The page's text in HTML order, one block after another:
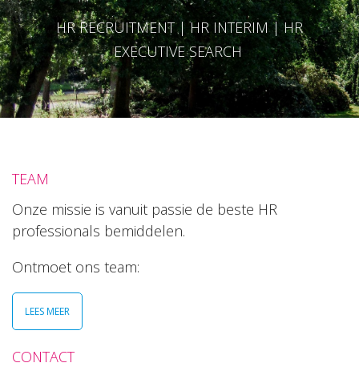
HR RECRUITMENT | HR INTERIM | HR
EXECUTIVE SEARCH
TEAM
Onze missie is vanuit passie de beste HR
professionals bemiddelen.
Ontmoet ons team:
LEES MEER
CONTACT